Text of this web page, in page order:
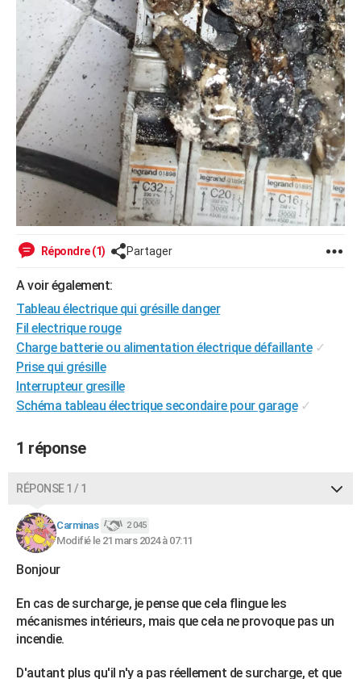
Répondre (1) Partager
A voir également:
Tableau électrique qui grésille danger
Fil electrique rouge
Charge batterie ou alimentation électrique défaillante ✓
Prise qui grésille
Interrupteur gresille
Schéma tableau électrique secondaire pour garage ✓
1 réponse
RÉPONSE 1 / 1
Carminas 2 045
Modifié le 21 mars 2024 à 07:11
Bonjour
En cas de surcharge, je pense que cela flingue les
mécanismes intérieurs, mais que cela ne provoque pas un
incendie.
D'autant plus qu'il n'y a pas réellement de surcharge, et que